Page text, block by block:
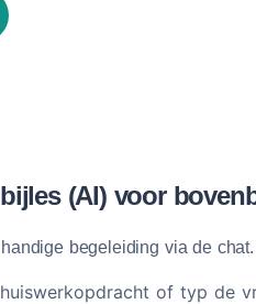
(AI) voor
begeleiding via de
of typ de